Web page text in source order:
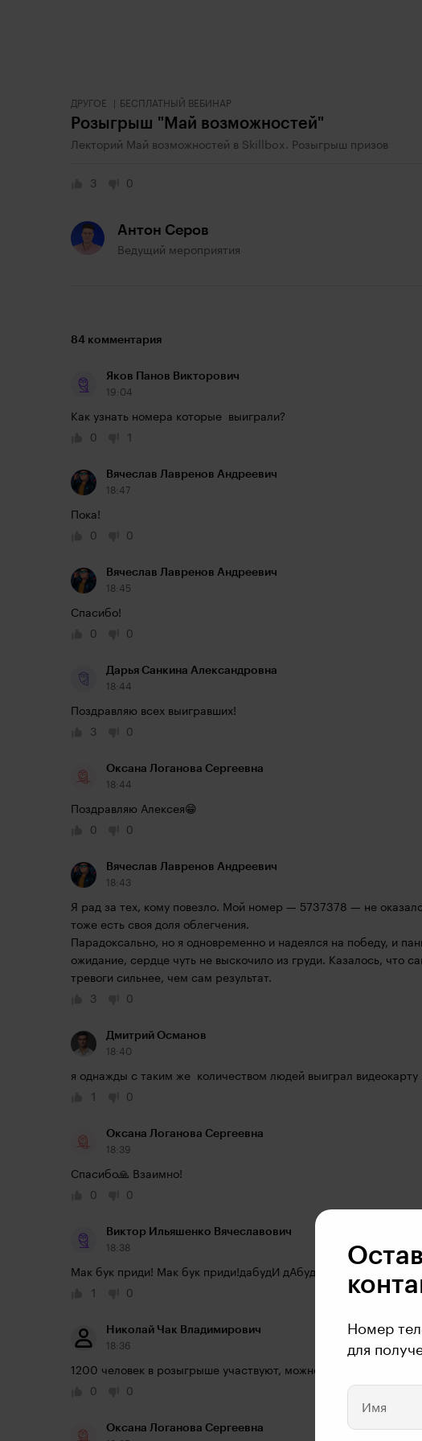
ДРУГОЕ БЕСПЛАТНЫЙ ВЕБИНАР
Розыгрыш "Май возможностей"
Лекторий Май возможностей в Skillbox. Розыгрыш призов
3 0
Антон Серов
Ведущий мероприятия
84 комментария
Яков Панов Викторович
19:04
Как узнать номера которые  выиграли?
0
1
Вячеслав Лавренов Андреевич
18:47
Пока!
0
0
Вячеслав Лавренов Андреевич
18:45
Спасибо!
0
0
Дарья Санкина Александровна
18:44
Поздравляю всех выигравших!
3
0
Оксана Логанова Сергеевна
18:44
Поздравляю Алексея😁
0
0
Вячеслав Лавренов Андреевич
18:43
Я рад за тех, кому повезло. Мой номер — 5737378 — не
тоже есть своя доля облегчения.
Парадоксально, но я одновременно и надеялся на победу, и
ожидание, сердце чуть не выскочило из груди. Казалось, что
тревоги сильнее, чем сам результат.
3
0
Дмитрий Османов
18:40
я однажды с таким же  количеством людей выиграл видеокарту
1
0
Оксана Логанова Сергеевна
18:39
Спасибо🙏 Взаимно!
0
0
Виктор Ильяшенко Вячеславович
18:38
Мак бук приди! Мак бук приди!дабудИ дАбуди!
1
0
Николай Чак Владимирович
18:36
1200 человек в розыгрыше участвуют, можно инфаркт получить
0
0
Оксана Логанова Сергеевна
Номер
для
Имя